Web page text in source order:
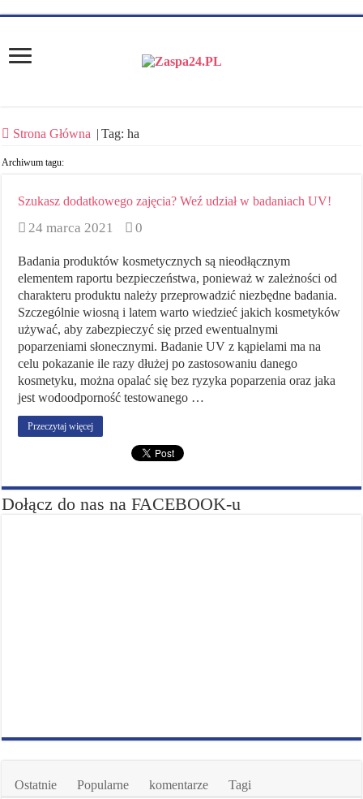
Strona Główna | Tag:ha
Archiwum tagu:
Szukasz dodatkowego zajęcia? Weź udział w badaniach UV!
24 marca 2021 0
Badania produktów kosmetycznych są nieodłącznym
elementem raportu bezpieczeństwa, ponieważ w zależności od
charakteru produktu należy przeprowadzić niezbędne badania.
Szczególnie wiosną i latem warto wiedzieć jakich kosmetyków
używać, aby zabezpieczyć się przed ewentualnymi
poparzeniami słonecznymi. Badanie UV z kąpielami ma na
celu pokazanie ile razy dłużej po zastosowaniu danego
kosmetyku, można opalać się bez ryzyka poparzenia oraz jaka
jest wodoodporność testowanego …
Przeczytaj więcej
Dołącz do nas na FACEBOOK-u
Ostatnie Popularne komentarze Tagi